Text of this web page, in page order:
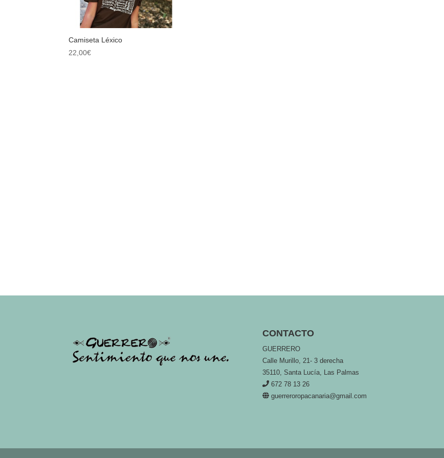
Camiseta Léxico
22,00€
CONTACTO
GUERRERO
Calle Murillo, 21- 3 derecha
35110, Santa Lucía, Las Palmas
672 78 13 26
guerreroropacanaria@gmail.com